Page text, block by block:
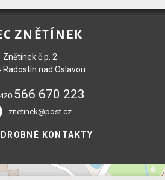
ZNĚTÍNEK
Znětínek č.p. 2
Radostín nad Oslavou
566 670 223
znetinek@post.cz
KONTAKTY